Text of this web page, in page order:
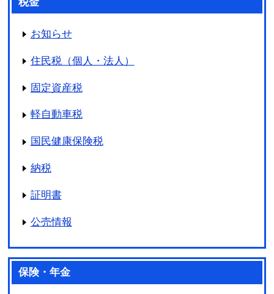
お知らせ
住民税（個人・法人）
固定資産税
軽自動車税
国民健康保険税
納税
証明書
公売情報
保険・年金